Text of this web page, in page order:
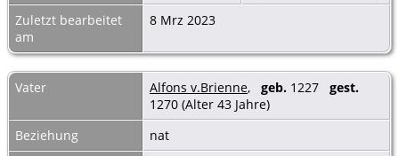
Zuletzt bearbeitet
am
8 Mrz 2023
Vater Alfons v.Brienne, geb. 1227 gest.
1270 (Alter 43 Jahre)
Beziehung
nat